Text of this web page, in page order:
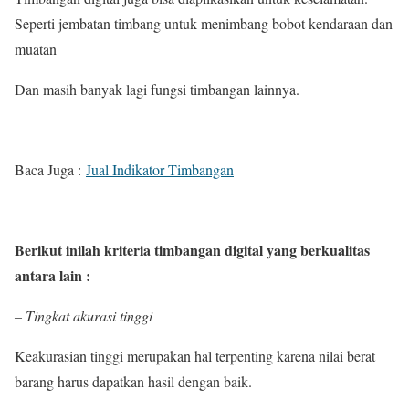
Seperti jembatan timbang untuk menimbang bobot kendaraan dan
muatan
Dan masih banyak lagi fungsi timbangan lainnya.
Baca Juga : Jual Indikator Timbangan
Berikut inilah kriteria timbangan digital yang berkualitas
antara lain :
– Tingkat akurasi tinggi
Keakurasian tinggi merupakan hal terpenting karena nilai berat
barang harus dapatkan hasil dengan baik.